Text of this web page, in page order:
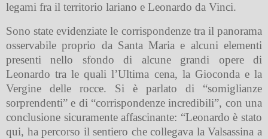
legami fra il territorio lariano e Leonardo da Vinci.
Sono state evidenziate le corrispondenze tra il panorama
osservabile proprio da Santa Maria e alcuni elementi
presenti nello sfondo di alcune grandi opere di
Leonardo tra le quali l’Ultima cena, la Gioconda e la
Vergine delle rocce. Si è parlato di “somiglianze
sorprendenti” e di “corrispondenze incredibili”, con una
conclusione sicuramente affascinante: “Leonardo è stato
qui, ha percorso il sentiero che collegava la Valsassina a